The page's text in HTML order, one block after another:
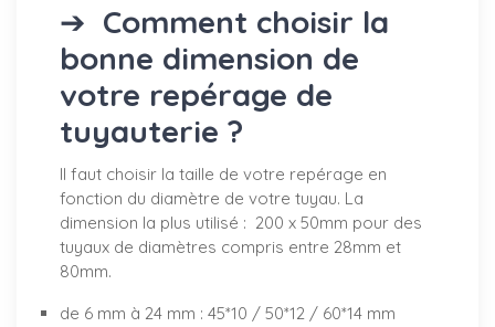
➔ Comment choisir la
bonne dimension de
votre repérage de
tuyauterie ?
Il faut choisir la taille de votre repérage en
fonction du diamètre de votre tuyau. La
dimension la plus utilisé : 200 x 50mm pour des
tuyaux de diamètres compris entre 28mm et
80mm.
de 6 mm à 24 mm : 45*10 / 50*12 / 60*14 mm